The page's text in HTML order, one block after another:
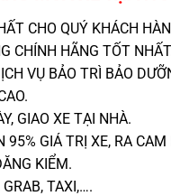
CHO QUÝ KHÁCH
CHÍNH HÃNG TỐT
VỤ BẢO TRÌ BẢO
GIAO XE TẠI NHÀ.
GIÁ TRỊ XE, RA
KIỂM.
TAXI,….